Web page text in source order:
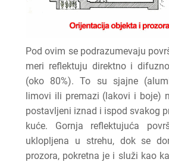
Pod ovim se podrazumevaju
meri reflektuju direktno i
(oko 80%). To su sjajne
limovi ili premazi (lakovi i boje)
postavljeni iznad i ispod svakog
kuće. Gornja reflektujuća
uklopljena u strehu, dok se
prozora, pokretna je i služi kao